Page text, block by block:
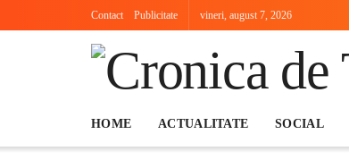
Contact Publicitate vineri, august 7, 2026
HOME ACTUALITATE SOCIAL